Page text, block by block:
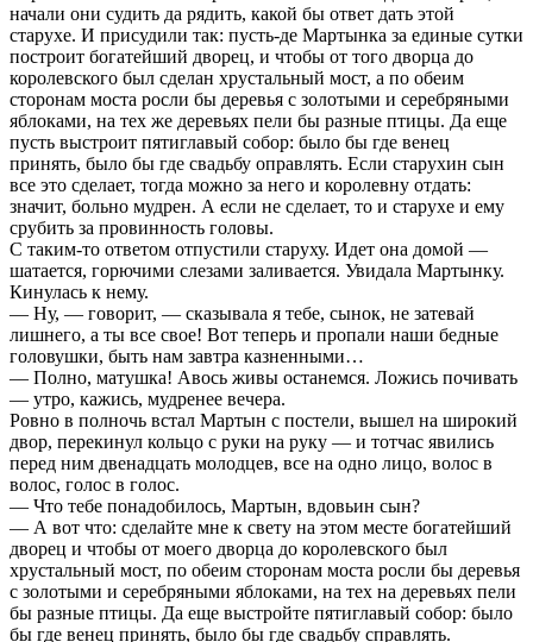
начали они судить да рядить, какой бы ответ дать этой
старухе. И присудили так: пусть-де Мартынка за единые сутки
построит богатейший дворец, и чтобы от того дворца до
королевского был сделан хрустальный мост, а по обеим
сторонам моста росли бы деревья с золотыми и серебряными
яблоками, на тех же деревьях пели бы разные птицы. Да еще
пусть выстроит пятиглавый собор: было бы где венец
принять, было бы где свадьбу оправлять. Если старухин сын
все это сделает, тогда можно за него и королевну отдать:
значит, больно мудрен. А если не сделает, то и старухе и ему
срубить за провинность головы.
С таким-то ответом отпустили старуху. Идет она домой —
шатается, горючими слезами заливается. Увидала Мартынку.
Кинулась к нему.
— Ну, — говорит, — сказывала я тебе, сынок, не затевай
лишнего, а ты все свое! Вот теперь и пропали наши бедные
головушки, быть нам завтра казненными…
— Полно, матушка! Авось живы останемся. Ложись почивать
— утро, кажись, мудренее вечера.
Ровно в полночь встал Мартын с постели, вышел на широкий
двор, перекинул кольцо с руки на руку — и тотчас явились
перед ним двенадцать молодцев, все на одно лицо, волос в
волос, голос в голос.
— Что тебе понадобилось, Мартын, вдовьин сын?
— А вот что: сделайте мне к свету на этом месте богатейший
дворец и чтобы от моего дворца до королевского был
хрустальный мост, по обеим сторонам моста росли бы деревья
с золотыми и серебряными яблоками, на тех на деревьях пели
бы разные птицы. Да еще выстройте пятиглавый собор: было
бы где венец принять, было бы где свадьбу справлять.